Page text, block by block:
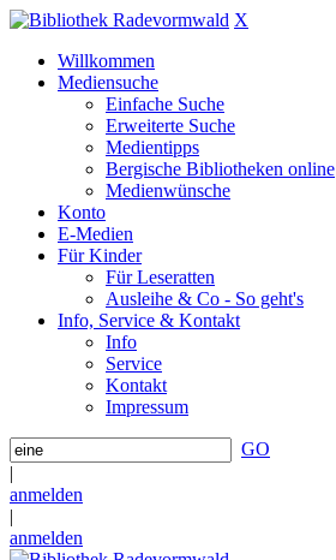
X
Willkommen
Mediensuche
Einfache Suche
Erweiterte Suche
Medientipps
Bergische Bibliotheken online
Medienwünsche
Konto
E-Medien
Für Kinder
Für Leseratten
Ausleihe & Co - So geht's
Info, Service & Kontakt
Info
Service
Kontakt
Impressum
GO
|
anmelden
|
anmelden